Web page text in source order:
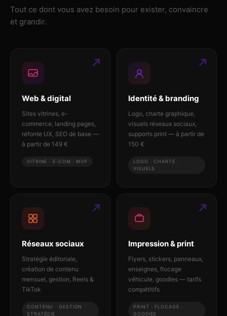
Tout ce dont vous avez besoin pour exister, convaincre
et grandir.
Web & digital
Sites vitrines, e-
commerce, landing pages,
refonte UX, SEO de base —
à partir de 149 €
VITRINE · E-COM · MVP
Identité & branding
Logo, charte graphique,
visuels réseaux sociaux,
supports print — à partir de
150 €
LOGO · CHARTE ·
VISUELS
Réseaux sociaux
Stratégie éditoriale,
création de contenu
mensuel, gestion, Reels &
TikTok
CONTENU · GESTION ·
STRATÉGIE
Impression & print
Flyers, stickers, panneaux,
enseignes, flocage
véhicule, goodies — tarifs
compétitifs
PRINT · FLOCAGE ·
GOODIES